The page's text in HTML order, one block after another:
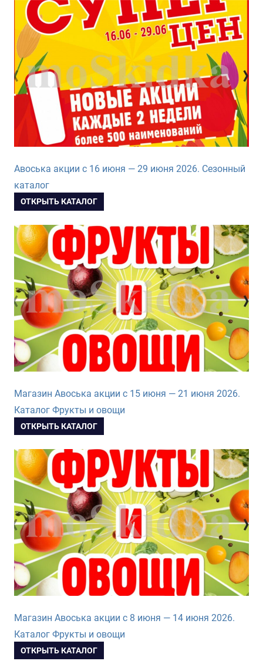
Авоська акции с 16 июня — 29 июня 2026. Сезонный
каталог
ОТКРЫТЬ КАТАЛОГ
Магазин Авоська акции с 15 июня — 21 июня 2026.
Каталог Фрукты и овощи
ОТКРЫТЬ КАТАЛОГ
Магазин Авоська акции с 8 июня — 14 июня 2026.
Каталог Фрукты и овощи
ОТКРЫТЬ КАТАЛОГ